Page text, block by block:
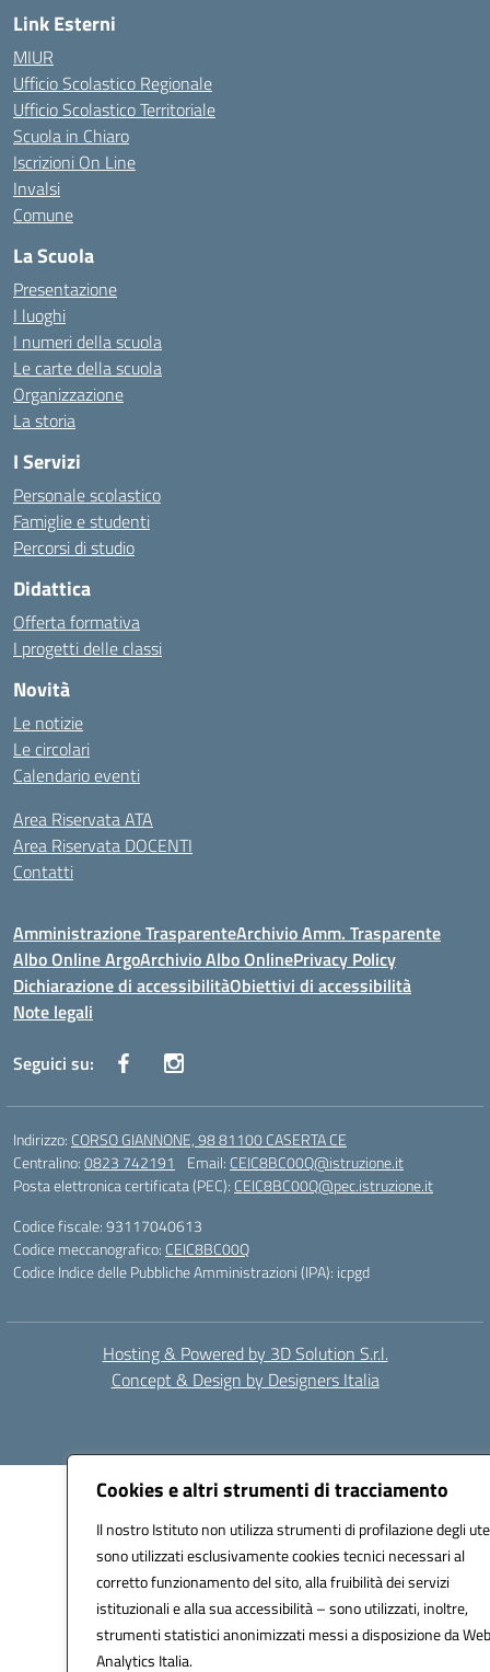
Cookies e altri strumenti di tracciamento
Il nostro Istituto non utilizza strumenti di profilazione degli
sono utilizzati esclusivamente cookies tecnici necessari al
corretto funzionamento del sito, alla fruibilità dei servizi
istituzionali e alla sua accessibilità – sono utilizzati, inoltre,
strumenti statistici anonimizzati messi a disposizione da Web
Analytics Italia.
Link Esterni
MIUR
Ufficio Scolastico Regionale
Ufficio Scolastico Territoriale
Scuola in Chiaro
Iscrizioni On Line
Invalsi
Comune
La Scuola
Presentazione
I luoghi
I numeri della scuola
Le carte della scuola
Organizzazione
La storia
I Servizi
Personale scolastico
Famiglie e studenti
Percorsi di studio
Didattica
Offerta formativa
I progetti delle classi
Novità
Le notizie
Le circolari
Calendario eventi
Area Riservata ATA
Area Riservata DOCENTI
Contatti
Amministrazione TrasparenteArchivio Amm. Trasparente
Albo Online ArgoArchivio Albo OnlinePrivacy Policy
Dichiarazione di accessibilitàObiettivi di accessibilità
Note legali
Seguici su:
Indirizzo: CORSO GIANNONE, 98 81100 CASERTA CE
Centralino:0823 742191 Email: CEIC8BC00Q@istruzione.it
Posta elettronica certificata (PEC): CEIC8BC00Q@pec.istruzione.it
Codice fiscale: 93117040613
Codice meccanografico: CEIC8BC00Q
Codice Indice delle Pubbliche Amministrazioni (IPA): icpgd
Hosting & Powered by 3D Solution S.r.l.
Concept & Design by Designers Italia